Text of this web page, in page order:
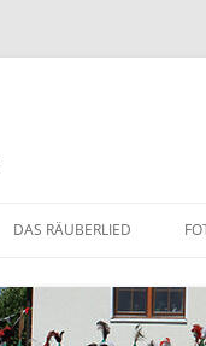
DAS RÄUBERLIED